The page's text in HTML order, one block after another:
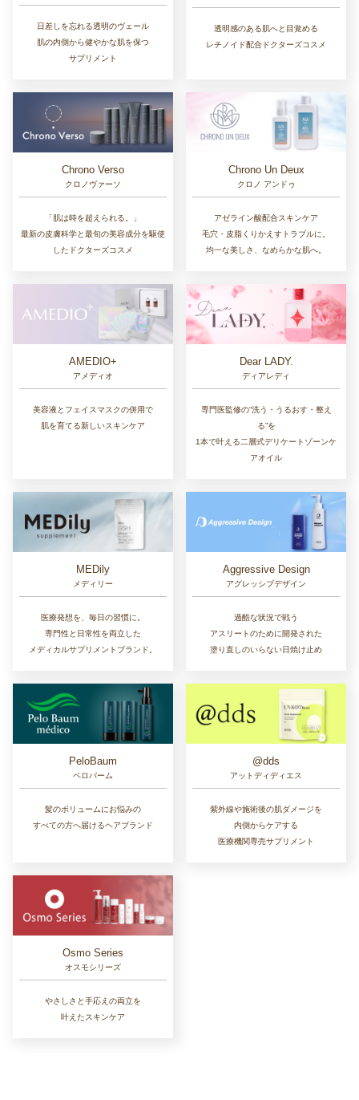
日差しを忘れる透明のヴェール
肌の内側から健やかな肌を保つ
サプリメント
透明感のある肌へと目覚める
レチノイド配合ドクターズコスメ
Chrono Verso
クロノヴァーソ
「肌は時を超えられる。」
最新の皮膚科学と最旬の美容成分を駆使
したドクターズコスメ
Chrono Un Deux
クロノ アンドゥ
アゼライン酸配合スキンケア
毛穴・皮脂くりかえすトラブルに。
均一な美しさ、なめらかな肌へ。
AMEDIO+
アメディオ
美容液とフェイスマスクの併用で
肌を育てる新しいスキンケア
Dear LADY.
ディアレディ
専門医監修の“洗う・うるおす・整え
る”を
1本で叶える二層式デリケートゾーンケ
アオイル
MEDily
メディリー
医療発想を、毎日の習慣に。
専門性と日常性を両立した
メディカルサプリメントブランド。
Aggressive Design
アグレッシブデザイン
過酷な状況で戦う
アスリートのために開発された
塗り直しのいらない日焼け止め
PeloBaum
ペロバーム
髪のボリュームにお悩みの
すべての方へ届けるヘアブランド
@dds
アットディディエス
紫外線や施術後の肌ダメージを
内側からケアする
医療機関専売サプリメント
Osmo Series
オスモシリーズ
やさしさと手応えの両立を
叶えたスキンケア